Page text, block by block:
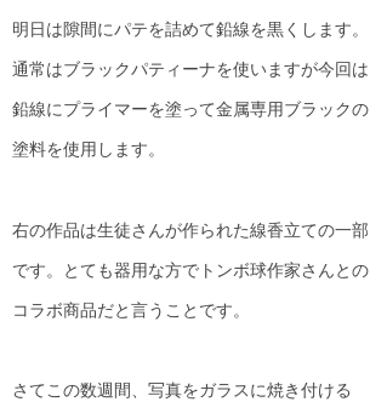
明日は隙間にパテを詰めて鉛線を黒くします。
通常はブラックパティーナを使いますが今回は
鉛線にプライマーを塗って金属専用ブラックの
塗料を使用します。
右の作品は生徒さんが作られた線香立ての一部
です。とても器用な方でトンボ球作家さんとの
コラボ商品だと言うことです。
さてこの数週間、写真をガラスに焼き付ける